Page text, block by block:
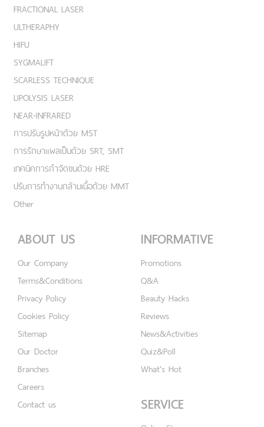
FRACTIONAL LASER
ULTHERAPHY
HIFU
SYGMALIFT
SCARLESS TECHNIQUE
LIPOLYSIS LASER
NEAR-INFRARED
การปรับรูปหน้าด้วย MST
การรักษาแผลเป็นด้วย SRT, SMT
เทคนิคการกำจัดขนด้วย HRE
ปรับการทำงานกล้ามเนื้อด้วย MMT
Other
ABOUT US
Our Company
Terms&Conditions
Privacy Policy
Cookies Policy
Sitemap
Our Doctor
Branches
Careers
Contact us
INFORMATIVE
Promotions
Q&A
Beauty Hacks
Reviews
News&Activities
Quiz&Poll
What's Hot
SERVICE